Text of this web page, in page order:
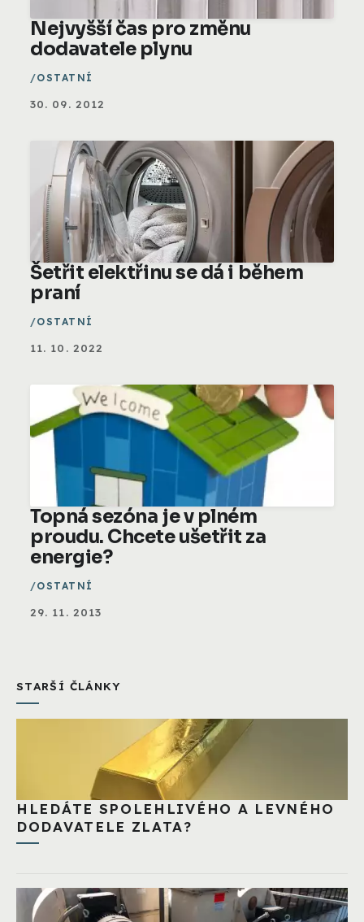
Nejvyšší čas pro změnu
dodavatele plynu
OSTATNÍ
30. 09. 2012
Šetřit elektřinu se dá i během
praní
OSTATNÍ
11. 10. 2022
Topná sezóna je v plném
proudu. Chcete ušetřit za
energie?
OSTATNÍ
29. 11. 2013
STARŠÍ ČLÁNKY
HLEDÁTE SPOLEHLIVÉHO A LEVNÉHO
DODAVATELE ZLATA?